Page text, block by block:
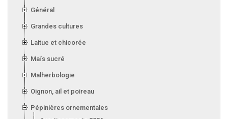
Général
Grandes cultures
Laitue et chicorée
Maïs sucré
Malherbologie
Oignon, ail et poireau
Pépinières ornementales